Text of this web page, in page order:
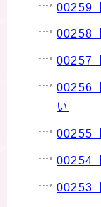
00259
00258
00257
00256
い
00255
00254
00253